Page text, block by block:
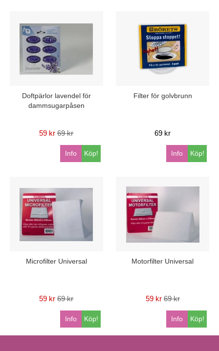
Doftpärlor lavendel för
dammsugarpåsen
59 kr 69 kr
Köp!
Info
Filter för golvbrunn
69 kr
Köp!
Info
Microfilter Universal
59 kr 69 kr
Köp!
Info
Motorfilter Universal
59 kr 69 kr
Köp!
Info